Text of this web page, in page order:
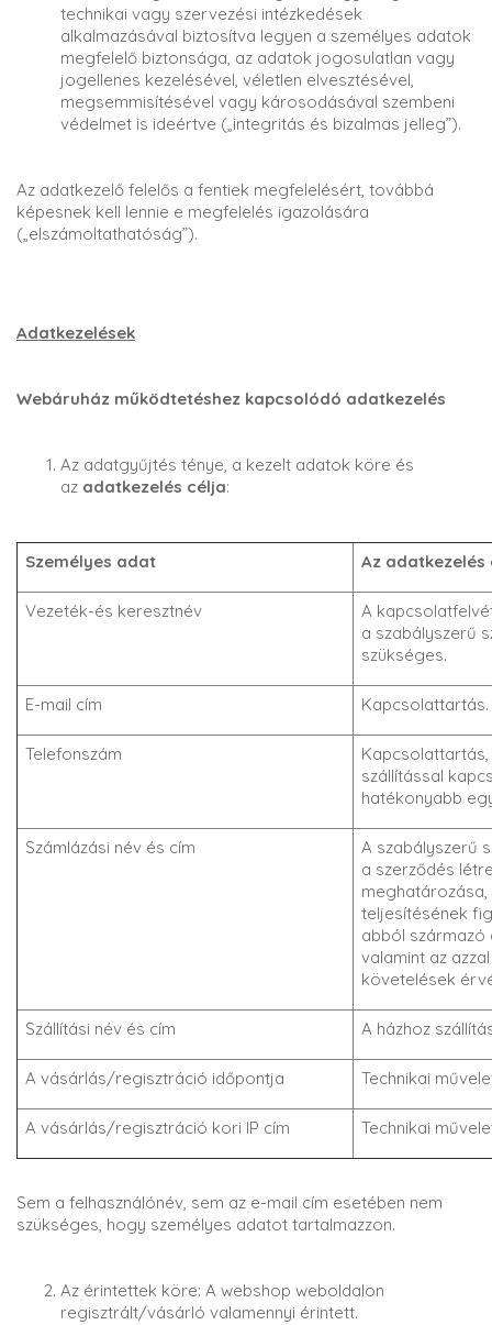
technikai vagy szervezési intézkedések
alkalmazásával biztosítva legyen a személyes adatok
megfelelő biztonsága, az adatok jogosulatlan vagy
jogellenes kezelésével, véletlen elvesztésével,
megsemmisítésével vagy károsodásával szembeni
védelmet is ideértve („integritás és bizalmas jelleg”).
Az adatkezelő felelős a fentiek megfelelésért, továbbá
képesnek kell lennie e megfelelés igazolására
(„elszámoltathatóság”).
Adatkezelések
Webáruház működtetéshez kapcsolódó adatkezelés
Az adatgyűjtés ténye, a kezelt adatok köre és
az adatkezelés célja:
Személyes adat Az adatkezelés
Vezeték-és keresztnév
A
a szabályszerű
szükséges.
E-mail cím Kapcsolattartás.
Telefonszám
szállítással
hatékonyabb
Számlázási név és cím
A szabályszerű
a szerződés
teljesítésének
abból származó
valamint az
követelések
Szállítási név és cím A házhoz
A vásárlás/regisztráció időpontja Technikai
A vásárlás/regisztráció kori IP cím Technikai
Sem a felhasználónév, sem az e-mail cím esetében nem
szükséges, hogy személyes adatot tartalmazzon.
Az érintettek köre: A webshop weboldalon
regisztrált/vásárló valamennyi érintett.